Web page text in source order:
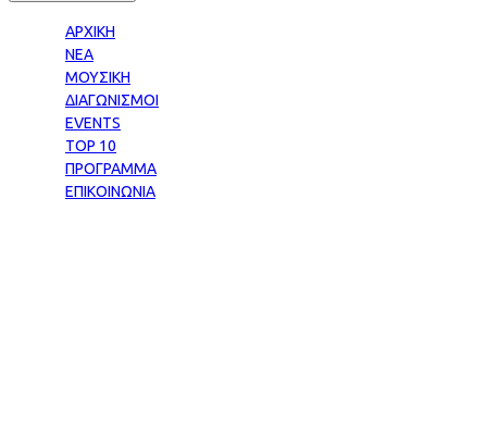
ΑΡΧΙΚΗ
ΝΕΑ
ΜΟΥΣΙΚΗ
ΔΙΑΓΩΝΙΣΜΟΙ
EVENTS
TOP 10
ΠΡΟΓΡΑΜΜΑ
ΕΠΙΚΟΙΝΩΝΙΑ